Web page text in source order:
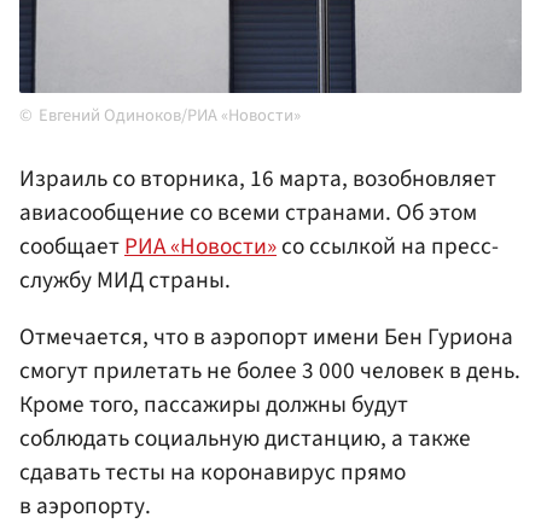
Евгений Одиноков/РИА «Новости»
Израиль со вторника, 16 марта, возобновляет
авиасообщение со всеми странами. Об этом
сообщаетРИА «Новости»со ссылкой на пресс-
службу МИД страны.
Отмечается, что в аэропорт имени Бен Гуриона
смогут прилетать не более 3 000 человек в день.
Кроме того, пассажиры должны будут
соблюдать социальную дистанцию, а также
сдавать тесты на коронавирус прямо
в аэропорту.